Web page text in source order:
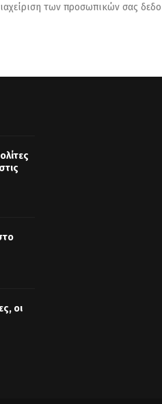
των προσωπικών σας
οι